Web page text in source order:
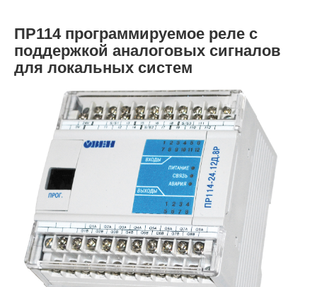
ПР114 программируемое реле с
поддержкой аналоговых сигналов
для локальных систем